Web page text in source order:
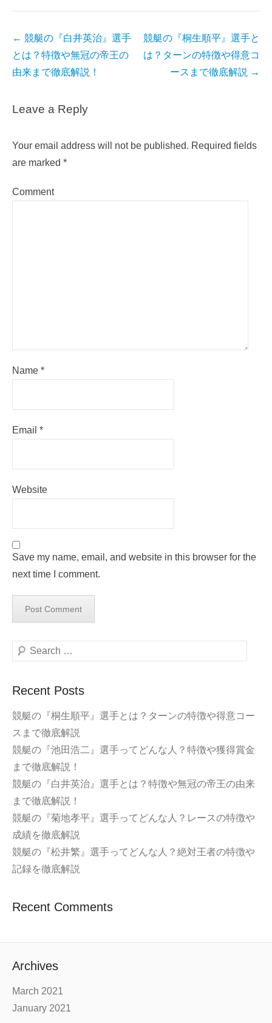
Post
navigation
← 競艇の『白井英治』選手
とは？特徴や無冠の帝王の
由来まで徹底解説！
競艇の『桐生順平』選手と
は？ターンの特徴や得意コ
ースまで徹底解説 →
Leave a Reply
Your email address will not be published. Required fields
are marked *
Comment
Name *
Email *
Website
Save my name, email, and website in this browser for the
next time I comment.
Search
Recent Posts
競艇の『桐生順平』選手とは？ターンの特徴や得意コー
スまで徹底解説
競艇の『池田浩二』選手ってどんな人？特徴や獲得賞金
まで徹底解説！
競艇の『白井英治』選手とは？特徴や無冠の帝王の由来
まで徹底解説！
競艇の『菊地孝平』選手ってどんな人？レースの特徴や
成績を徹底解説
競艇の『松井繁』選手ってどんな人？絶対王者の特徴や
記録を徹底解説
Recent Comments
Archives
March 2021
January 2021